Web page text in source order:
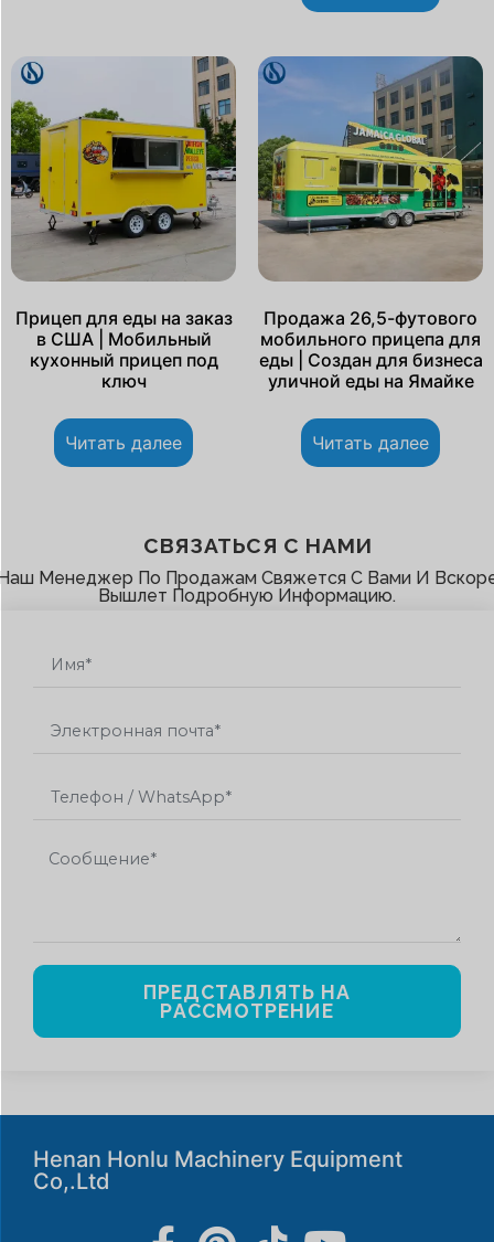
Прицеп для еды на заказ
в США | Мобильный
кухонный прицеп под
ключ
Читать далее
Продажа 26,5-футового
мобильного прицепа для
еды | Создан для бизнеса
уличной еды на Ямайке
Читать далее
СВЯЗАТЬСЯ С НАМИ
Менеджер По Продажам Свяжется С Вами И
Вышлет Подробную Информацию.
ПРЕДСТАВЛЯТЬ НА
РАССМОТРЕНИЕ
Henan Honlu Machinery Equipment
Co,.Ltd